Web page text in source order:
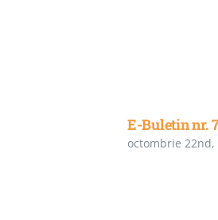
E-Buletin nr.
octombrie 22nd,